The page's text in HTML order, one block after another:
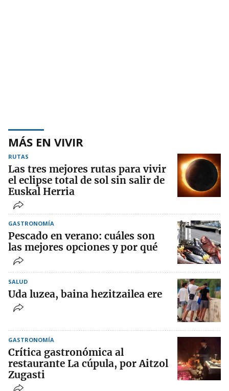
MÁS EN VIVIR
RUTAS
Las tres mejores rutas para vivir
el eclipse total de sol sin salir de
Euskal Herria
GASTRONOMÍA
Pescado en verano: cuáles son
las mejores opciones y por qué
SALUD
Uda luzea, baina hezitzailea ere
GASTRONOMÍA
Crítica gastronómica al
restaurante La cúpula, por Aitzol
Zugasti